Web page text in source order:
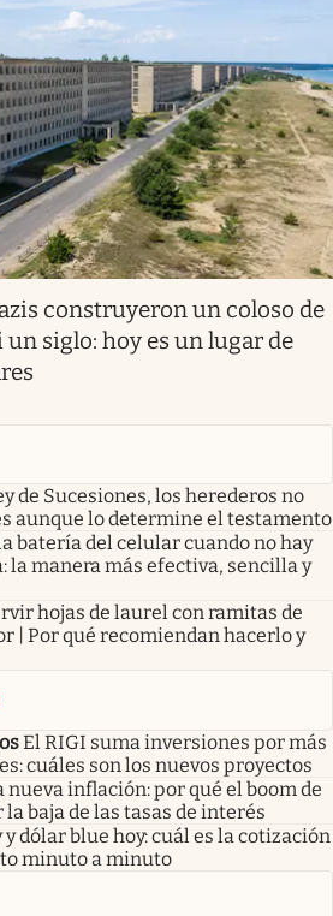
construyeron un coloso de
siglo: hoy es un lugar de
de Sucesiones, los herederos no
aunque lo determine el testamento
batería del celular cuando no hay
la manera más efectiva, sencilla y
hojas de laurel con ramitas de
| Por qué recomiendan hacerlo y
El RIGI suma inversiones por más
cuáles son los nuevos proyectos
nueva inflación: por qué el boom de
baja de las tasas de interés
y dólar blue hoy: cuál es la cotización
minuto a minuto